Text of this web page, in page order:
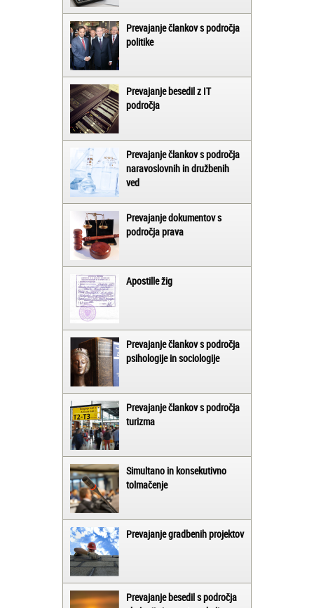
Prevajanje člankov s področja
politike
Prevajanje besedil z IT
področja
Prevajanje člankov s področja
naravoslovnih in družbenih
ved
Prevajanje dokumentov s
področja prava
Apostille žig
Prevajanje člankov s področja
psihologije in sociologije
Prevajanje člankov s področja
turizma
Simultano in konsekutivno
tolmačenje
Prevajanje gradbenih projektov
Prevajanje besedil s področja